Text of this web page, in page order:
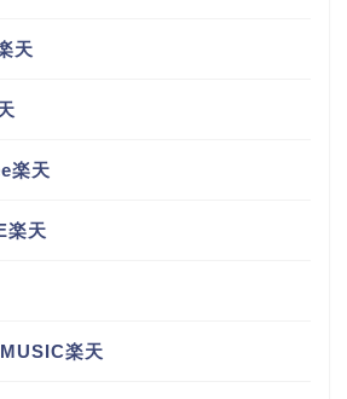
天
楽天
楽天
楽天